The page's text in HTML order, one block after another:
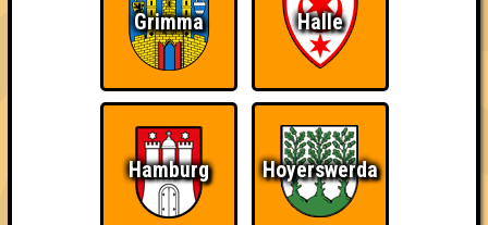
und Euer StuK! ♥
== FAKTENCHECK ==
🌐 www.quizlabor.de
🏨 StuK (Leipziger Studentenkeller e.V.)
🚋 Nürnberger Straße 42 | 04103 Leipzig
📅 jeden 1.,3. & 5. Donnerstag
Grimma Halle
Hamburg Hoyerswerda